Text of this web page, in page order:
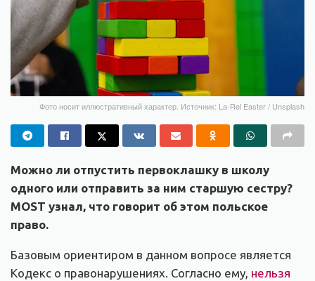
Фото носит иллюстративный характер. Источник: La-Rel Easter / Unsplash
Можно ли отпустить первоклашку в школу
одного или отправить за ним старшую сестру?
MOST узнал, что говорит об этом польское
право.
Базовым ориентиром в данном вопросе является
Кодекс о правонарушениях. Согласно ему, нельзя